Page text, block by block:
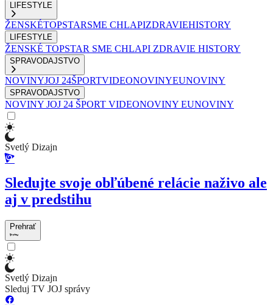
LIFESTYLE
ŽENSKÉTOPSTARSME CHLAPIZDRAVIEHISTORY
LIFESTYLE
ŽENSKÉ TOPSTAR SME CHLAPI ZDRAVIE HISTORY
SPRAVODAJSTVO
NOVINYJOJ 24ŠPORTVIDEONOVINYEUNOVINY
SPRAVODAJSTVO
NOVINY JOJ 24 ŠPORT VIDEONOVINY EUNOVINY
Svetlý Dizajn
Sledujte svoje obľúbené relácie naživo ale
aj v predstihu
Prehrať
Svetlý Dizajn
Sleduj TV JOJ správy